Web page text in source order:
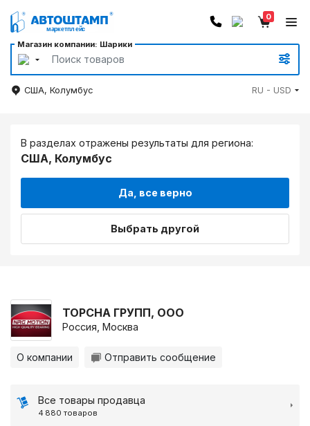
Магазин компании: Шарики
0
США, Колумбус RU - USD
В разделах отражены результаты для региона:
США, Колумбус
Да, все верно
Выбрать другой
ТОРСНА ГРУПП, ООО
Россия, Москва
О компании Отправить сообщение
Все товары продавца
4 880 товаров